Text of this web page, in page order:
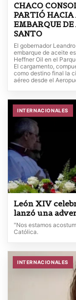
CHACO
PARTIÓ
EMBARQUE DE
SANTO
El gobernador
embarque de aceite
Heffner Oil en el
El cargamento,
como destino final la
aéreo desde el
INTERNACIONALES
León XIV
lanzó una
"Nos estamos
Católica.
INTERNACIONALES